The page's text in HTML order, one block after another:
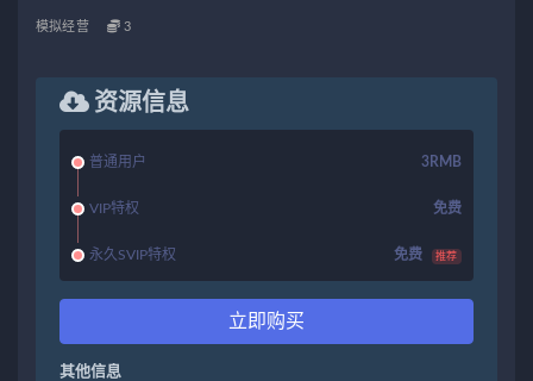
模拟经营 3
资源信息
普通用户 3RMB
VIP特权 免费
永久SVIP特权 免费 推荐
立即购买
其他信息